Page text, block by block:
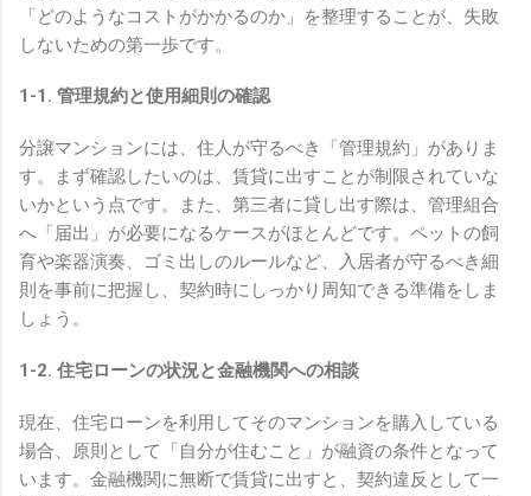
「どのようなコストがかかるのか」を整理することが、失敗
しないための第一歩です。
1-1. 管理規約と使用細則の確認
分譲マンションには、住人が守るべき「管理規約」がありま
す。まず確認したいのは、賃貸に出すことが制限されていな
いかという点です。また、第三者に貸し出す際は、管理組合
へ「届出」が必要になるケースがほとんどです。ペットの飼
育や楽器演奏、ゴミ出しのルールなど、入居者が守るべき細
則を事前に把握し、契約時にしっかり周知できる準備をしま
しょう。
1-2. 住宅ローンの状況と金融機関への相談
現在、住宅ローンを利用してそのマンションを購入している
場合、原則として「自分が住むこと」が融資の条件となって
います。金融機関に無断で賃貸に出すと、契約違反として一